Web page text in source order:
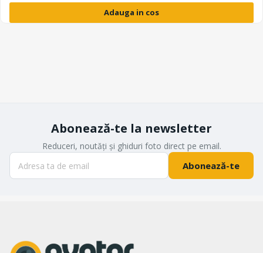
Adauga in cos
Abonează-te la newsletter
Reduceri, noutăți și ghiduri foto direct pe email.
Abonează-te